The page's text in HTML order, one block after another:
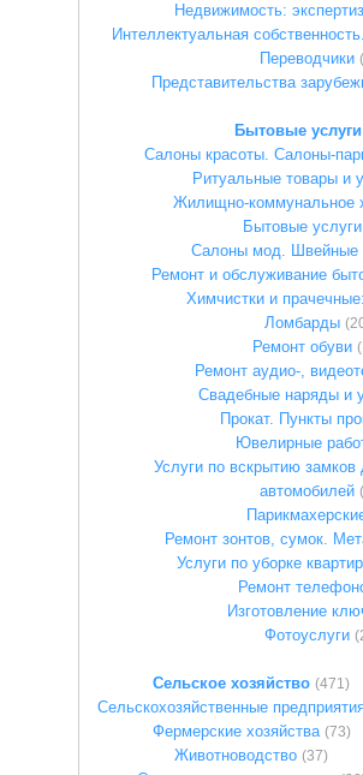
Недвижимость:
Интеллектуальная
Переводчики
Представительства
Бытовые услуги
Салоны красоты. Салоны-
Ритуальные товары и
Жилищно-коммунальное
Бытовые услуги
Салоны мод. Швейные
Ремонт и обслуживание
Химчистки и
Ломбарды
Ремонт обуви
Ремонт аудио-,
Свадебные наряды и
Прокат. Пункты
Ювелирные
Услуги по вскрытию
автомобилей
Ремонт зонтов, сумок.
Услуги по уборке
Ремонт
Изготовление
Фотоуслуги
Сельское хозяйство (471)
Сельскохозяйственные
Фермерские хозяйства (73)
Животноводство (37)